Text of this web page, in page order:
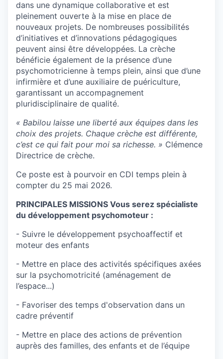
dans une dynamique collaborative et est
pleinement ouverte à la mise en place de
nouveaux projets. De nombreuses possibilités
d’initiatives et d’innovations pédagogiques
peuvent ainsi être développées. La crèche
bénéficie également de la présence d’une
psychomotricienne à temps plein, ainsi que d’une
infirmière et d’une auxiliaire de puériculture,
garantissant un accompagnement
pluridisciplinaire de qualité.
« Babilou laisse une liberté aux équipes dans les
choix des projets. Chaque crèche est différente,
c’est ce qui fait pour moi sa richesse. » Clémence
Directrice de crèche.
Ce poste est à pourvoir en CDI temps plein à
compter du 25 mai 2026.
PRINCIPALES MISSIONS Vous serez spécialiste
du développement psychomoteur :
- Suivre le développement psychoaffectif et
moteur des enfants
- Mettre en place des activités spécifiques axées
sur la psychomotricité (aménagement de
l’espace...)
- Favoriser des temps d'observation dans un
cadre préventif
- Mettre en place des actions de prévention
auprès des familles, des enfants et de l’équipe